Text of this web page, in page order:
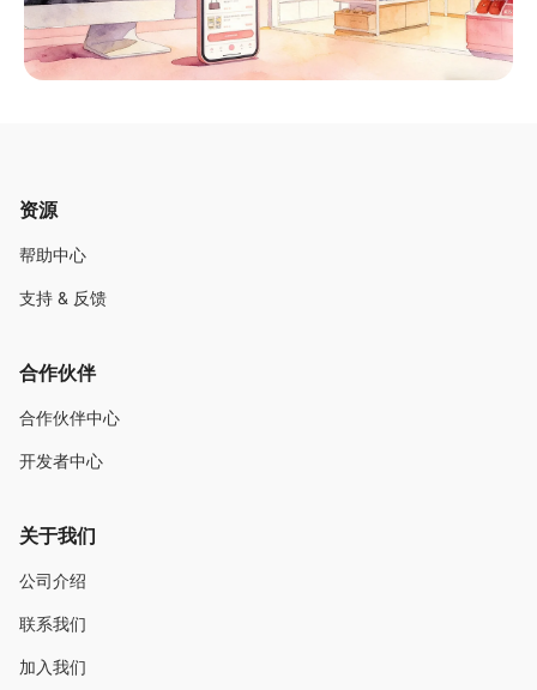
资源
帮助中心
支持 & 反馈
合作伙伴
合作伙伴中心
开发者中心
关于我们
公司介绍
联系我们
加入我们